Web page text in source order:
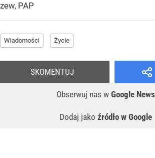
zew, PAP
Wiadomości Życie
Obserwuj nas w Google News
Dodaj jako źródło w Google
SKOMENTUJ